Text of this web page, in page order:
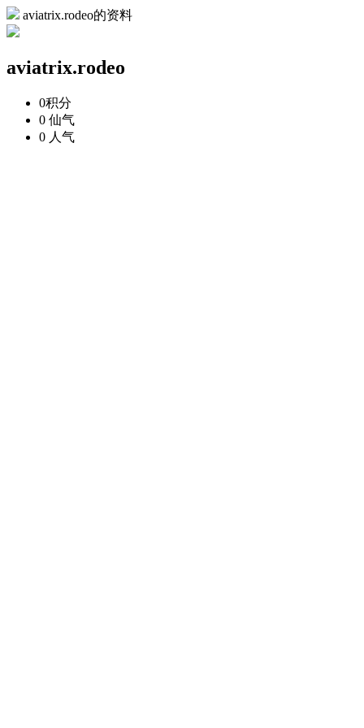
aviatrix.rodeo的资料
aviatrix.rodeo
0积分
0 仙气
0 人气